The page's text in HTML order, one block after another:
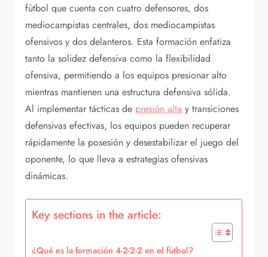
fútbol que cuenta con cuatro defensores, dos
mediocampistas centrales, dos mediocampistas
ofensivos y dos delanteros. Esta formación enfatiza
tanto la solidez defensiva como la flexibilidad
ofensiva, permitiendo a los equipos presionar alto
mientras mantienen una estructura defensiva sólida.
Al implementar tácticas de presión alta y transiciones
defensivas efectivas, los equipos pueden recuperar
rápidamente la posesión y desestabilizar el juego del
oponente, lo que lleva a estrategias ofensivas
dinámicas.
Key sections in the article:
¿Qué es la formación 4-2-2-2 en el fútbol?